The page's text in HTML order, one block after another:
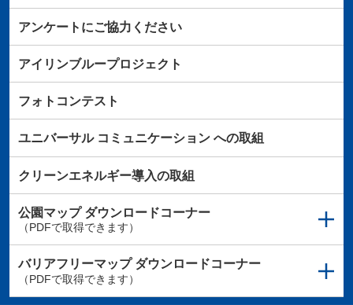
アンケートにご協力ください
アイリンブループロジェクト
フォトコンテスト
ユニバーサルコミュニケーションへの取組
クリーンエネルギー導入の取組
公園マップダウンロードコーナー
（PDFで取得できます）
バリアフリーマップダウンロードコーナー
（PDFで取得できます）